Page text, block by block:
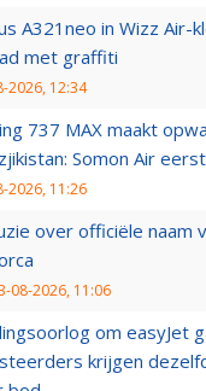
A321neo in Wizz Air-
met graffiti
2026, 12:34
737 MAX maakt
Somon Air
2026, 11:26
over officiële naam
08-2026, 11:06
om easyJet
krijgen